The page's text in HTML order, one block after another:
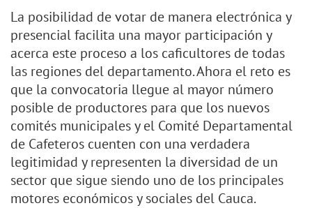
La posibilidad de votar de manera electrónica y
presencial facilita una mayor participación y
acerca este proceso a los caficultores de todas
las regiones del departamento. Ahora el reto es
que la convocatoria llegue al mayor número
posible de productores para que los nuevos
comités municipales y el Comité Departamental
de Cafeteros cuenten con una verdadera
legitimidad y representen la diversidad de un
sector que sigue siendo uno de los principales
motores económicos y sociales del Cauca.